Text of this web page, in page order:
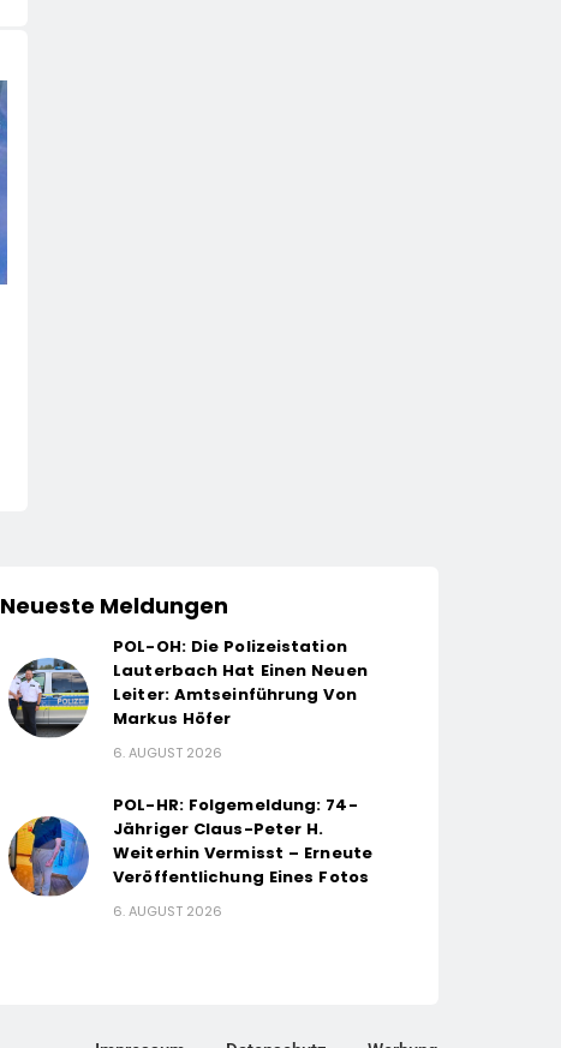
Neueste Meldungen
POL-OH: Die Polizeistation
Lauterbach Hat Einen Neuen
Leiter: Amtseinführung Von
Markus Höfer
6. AUGUST 2026
POL-HR: Folgemeldung: 74-
Jähriger Claus-Peter H.
Weiterhin Vermisst – Erneute
Veröffentlichung Eines Fotos
6. AUGUST 2026